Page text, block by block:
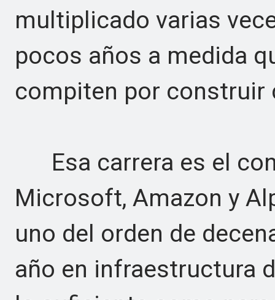
multiplicado varias
pocos años a medida
compiten por construir
Esa carrera es el
Microsoft, Amazon y
uno del orden de
año en infraestructura